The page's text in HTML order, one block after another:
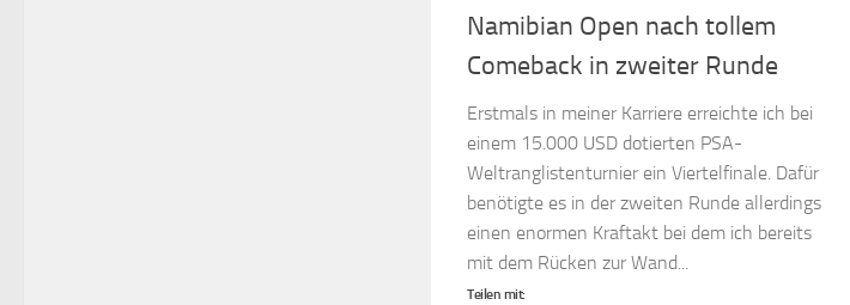
Namibian Open nach tollem
Comeback in zweiter Runde
Erstmals in meiner Karriere erreichte ich bei
einem 15.000 USD dotierten PSA-
Weltranglistenturnier ein Viertelfinale. Dafür
benötigte es in der zweiten Runde allerdings
einen enormen Kraftakt bei dem ich bereits
mit dem Rücken zur Wand...
Teilen mit: